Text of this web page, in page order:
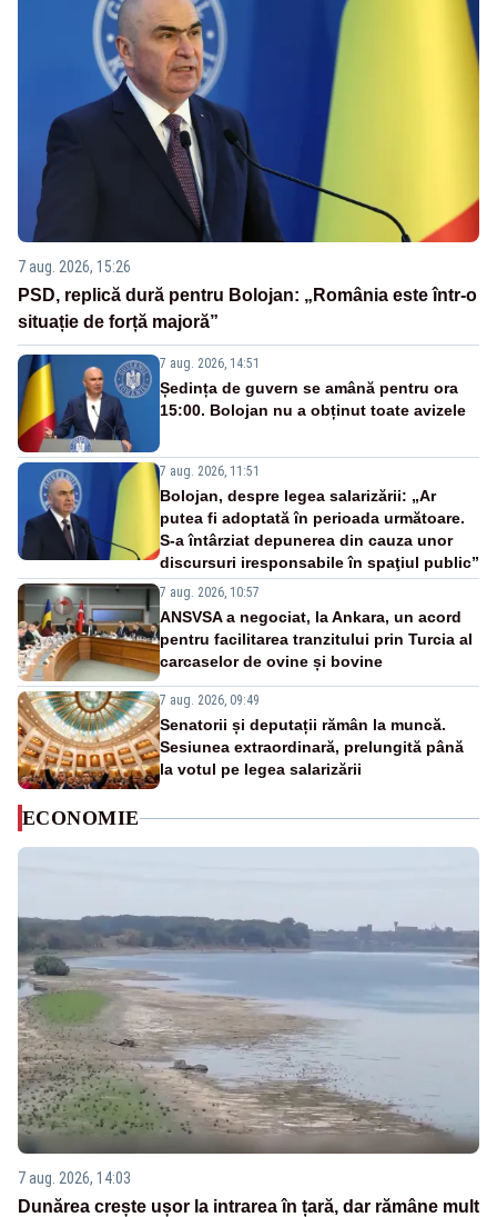
7 aug. 2026, 15:26
PSD, replică dură pentru Bolojan: „România este într-o
situație de forță majoră”
7 aug. 2026, 14:51
Ședința de guvern se amână pentru ora
15:00. Bolojan nu a obținut toate avizele
7 aug. 2026, 11:51
Bolojan, despre legea salarizării: „Ar
putea fi adoptată în perioada următoare.
S-a întârziat depunerea din cauza unor
discursuri iresponsabile în spaţiul public”
7 aug. 2026, 10:57
ANSVSA a negociat, la Ankara, un acord
pentru facilitarea tranzitului prin Turcia al
carcaselor de ovine și bovine
7 aug. 2026, 09:49
Senatorii și deputații rămân la muncă.
Sesiunea extraordinară, prelungită până
la votul pe legea salarizării
ECONOMIE
7 aug. 2026, 14:03
Dunărea crește ușor la intrarea în țară, dar rămâne mult